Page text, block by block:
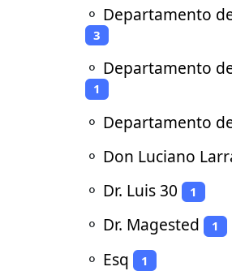
⚬ Departamento
3
⚬ Departamento
1
⚬ Departamento
⚬ Don Luciano
⚬ Dr. Luis 30 1
⚬ Dr. Magested 1
⚬ Esq 1